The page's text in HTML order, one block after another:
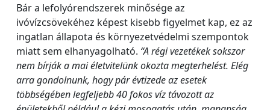
Bár a lefolyórendszerek minősége az
ivóvízcsövekéhez képest kisebb figyelmet kap, ez az
ingatlan állapota és környezetvédelmi szempontok
miatt sem elhanyagolható. “A régi vezetékek sokszor
nem bírják a mai életvitelünk okozta megterhelést. Elég
arra gondolnunk, hogy pár évtizede az esetek
többségében legfeljebb 40 fokos víz távozott az